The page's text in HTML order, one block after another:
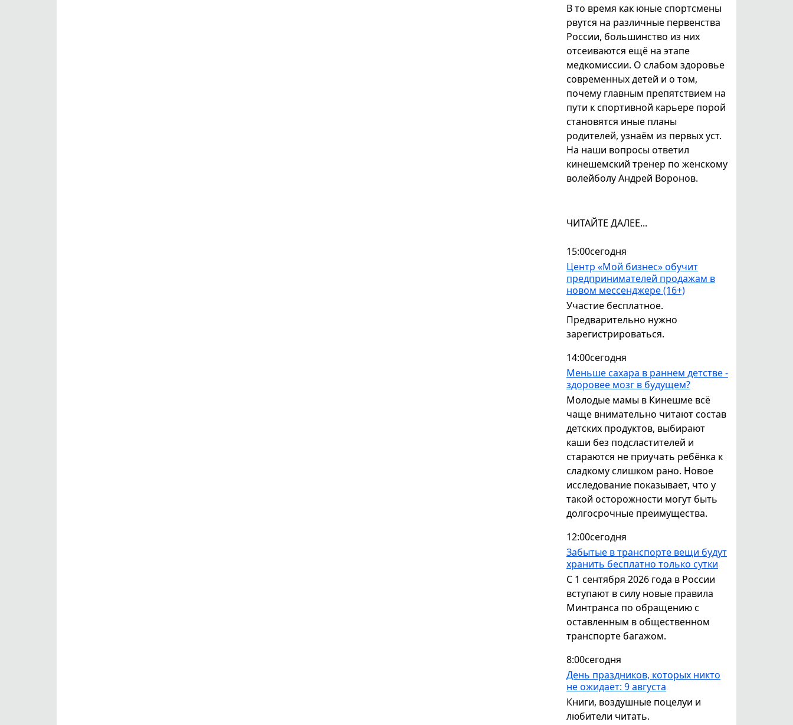
В то время как юные спортсмены
рвутся на различные первенства
России, большинство из них
отсеиваются ещё на этапе
медкомиссии. О слабом здоровье
современных детей и о том,
почему главным препятствием на
пути к спортивной карьере порой
становятся иные планы
родителей, узнаём из первых уст.
На наши вопросы ответил
кинешемский тренер по женскому
волейболу Андрей Воронов.
ЧИТАЙТЕ ДАЛЕЕ...
15:00сегодня
Центр «Мой бизнес» обучит
предпринимателей продажам в
новом мессенджере (16+)
Участие бесплатное.
Предварительно нужно
зарегистрироваться.
14:00сегодня
Меньше сахара в раннем детстве -
здоровее мозг в будущем?
Молодые мамы в Кинешме всё
чаще внимательно читают состав
детских продуктов, выбирают
каши без подсластителей и
стараются не приучать ребёнка к
сладкому слишком рано. Новое
исследование показывает, что у
такой осторожности могут быть
долгосрочные преимущества.
12:00сегодня
Забытые в транспорте вещи будут
хранить бесплатно только сутки
С 1 сентября 2026 года в России
вступают в силу новые правила
Минтранса по обращению с
оставленным в общественном
транспорте багажом.
8:00сегодня
День праздников, которых никто
не ожидает: 9 августа
Книги, воздушные поцелуи и
любители читать.